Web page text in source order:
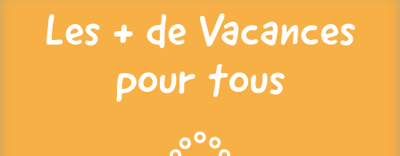
Les + de Vacances
pour tous